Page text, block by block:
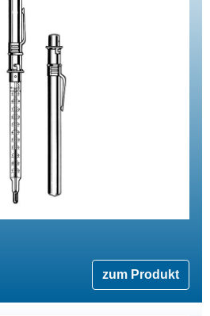
zum Produkt